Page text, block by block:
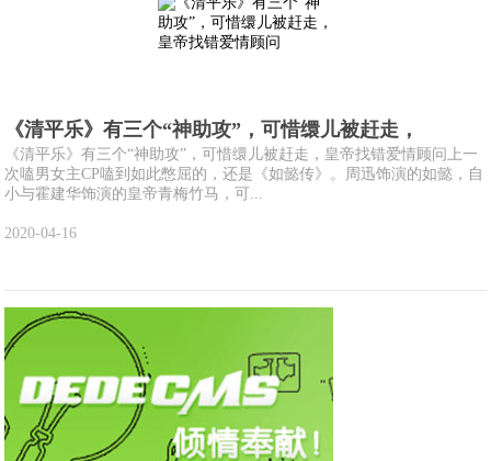
《清平乐》有三个“神助攻”，可惜缳儿被赶走，
《清平乐》有三个“神助攻”，可惜缳儿被赶走，皇帝找错爱情顾问上一
次嗑男女主CP嗑到如此憋屈的，还是《如懿传》。周迅饰演的如懿，自
小与霍建华饰演的皇帝青梅竹马，可...
2020-04-16